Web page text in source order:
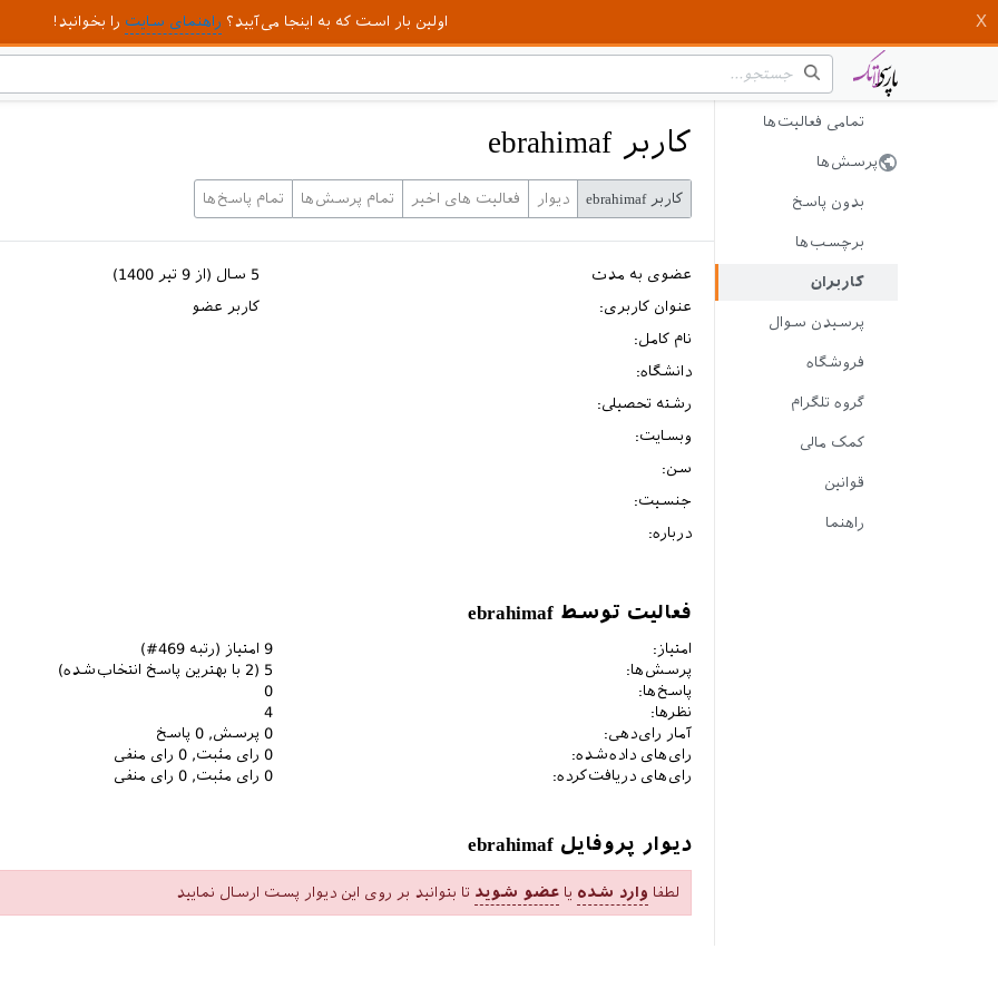
اولین بار است که به اینجا می‌آیید؟ راهنمای سایت را بخوانید!
تمامی فعالیت‌ها
پرسش‌ها
بدون پاسخ
برچسب‌ها
کاربران
پرسیدن سوال
فروشگاه
گروه تلگرام
کمک مالی
قوانین
راهنما
کاربر ebrahimaf
کاربر ebrahimaf دیوار فعالیت های اخیر تمام پرسش‌ها تمام پاسخ‌ها
عضوی به مدت
5 سال (از 9 تیر 1400)
عنوان کاربری:
کاربر عضو
نام کامل:
دانشگاه:
رشته تحصیلی:
وبسایت:
سن:
جنسیت:
درباره:
فعالیت توسط ebrahimaf
امتیاز: 9 امتیاز (رتبه 469
#)
پرسش‌ها:
5
(
2 با بهترین پاسخ انتخاب‌شده)
پاسخ‌ها:
0
نظرها:
4
آمار رای‌دهی:
0 پرسش, 0 پاسخ
رای‌های داده‌شده:
0 رای مثبت, 0 رای منفی
رای‌های دریافت‌کرده:
0 رای مثبت, 0 رای منفی
دیوار پروفایل ebrahimaf
لطفا وارد شده یا عضو شوید تا بتوانید بر روی این دیوار پست ارسال نمایید